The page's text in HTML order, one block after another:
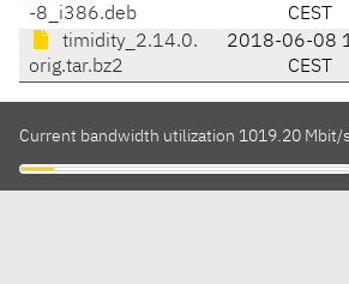
-8_i386.deb
CEST
timidity_2.14.0.
orig.tar.bz2
2018-06-08
CEST
Current bandwidth utilization 1019.20 Mbit/s